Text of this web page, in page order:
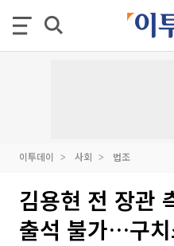
이투데이 사회 법조
김용현 전 장관
출석 불가…구